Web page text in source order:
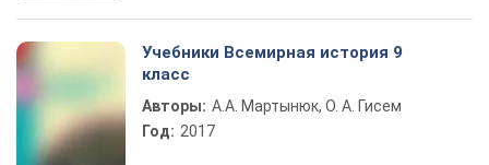
Учебники Всемирная история 9
класс
Авторы: А.А. Мартынюк, О. А. Гисем
Год: 2017